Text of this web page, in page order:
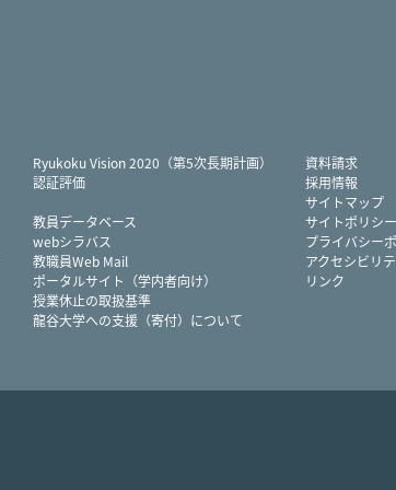
Ryukoku Vision 2020（第5次長期計画）
認証評価
教員データベース
webシラバス
教職員Web Mail
ポータルサイト（学内者向け）
授業休止の取扱基準
龍谷大学への支援（寄付）について
資料請求
採用情報
サイトマップ
サイトポリシー
プライバシー
アクセシビリ
リンク